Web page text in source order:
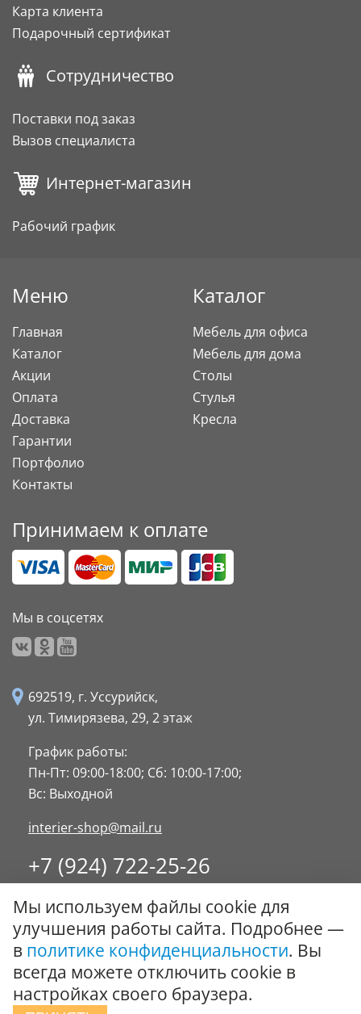
Карта клиента
Подарочный сертификат
Сотрудничество
Поставки под заказ
Вызов специалиста
Интернет-магазин
Рабочий график
Меню
Главная
Каталог
Акции
Оплата
Доставка
Гарантии
Портфолио
Контакты
Каталог
Мебель для офиса
Мебель для дома
Столы
Стулья
Кресла
Принимаем к оплате
Мы в соцсетях
692519, г. Уссурийск,
ул. Тимирязева, 29, 2 этаж
График работы:
Пн-Пт: 09:00-18:00; Сб: 10:00-17:00;
Вс: Выходной
interier-shop@mail.ru
+7 (924) 722-25-26
8 (4234) 32-17-89
Заказать обратный звонок
© ООО "Стиль-Интерьер" 1996 - 2026. Все права
защищены.
Политика обработки персональных данных
Мы используем файлы cookie для
улучшения работы сайта. Подробнее —
в политике конфиденциальности. Вы
всегда можете отключить cookie в
настройках своего браузера.